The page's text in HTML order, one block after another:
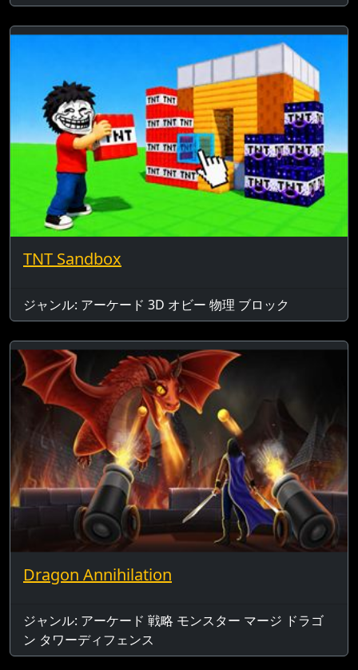
TNT Sandbox
ジャンル: アーケード 3D オビー 物理 ブロック
Dragon Annihilation
ジャンル: アーケード 戦略 モンスター マージ ドラゴ
ン タワーディフェンス